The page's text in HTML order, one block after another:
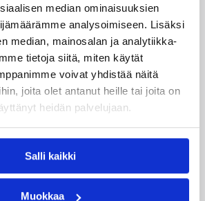
median ominaisuuksien
analysoimiseen. Lisäksi
median, mainosalan ja analytiikka-
tietoja siitä, miten käytät
voivat yhdistää näitä
joita olet antanut heille tai joita on
heidän palvelujaan.
Salli kaikki
Muokkaa